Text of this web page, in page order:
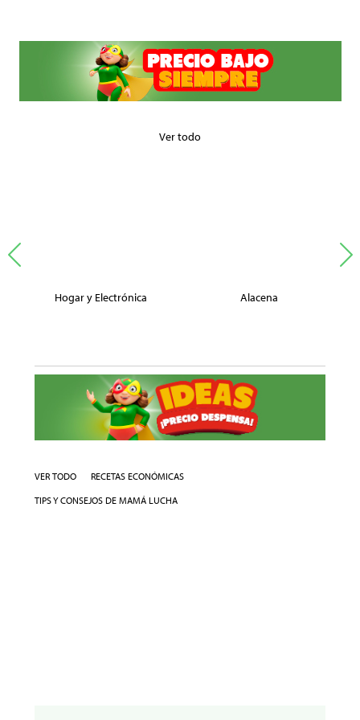
Ver todo
Hogar y Electrónica Alacena
VER TODO
RECETAS ECONÓMICAS
TIPS Y CONSEJOS DE MAMÁ LUCHA